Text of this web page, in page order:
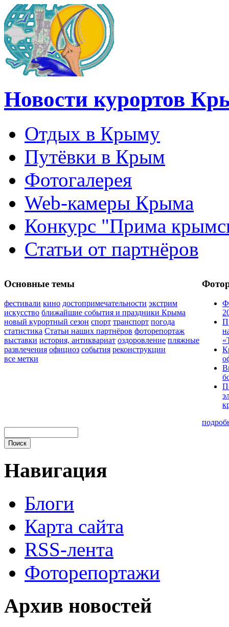
Новости курортов
Отдых в Крыму
Путёвки в Крым
Фотогалерея
Web-камеры Крыма
Конкурс "Прима
Статьи от партнёров
Основные темы
фестивали кино достопримечательности экстрим
искусство ближайшие события и праздники Крыма
новый курортный сезон спорт транспорт погода
статистика Статьи наших партнёров фоторепортаж
выставки история, антиквариат оздоровление пляжные
развлечения официоз события реконструкции
все метки
Навигация
Блоги
Карта сайта
RSS-лента
Фоторепортажи
Архив новостей